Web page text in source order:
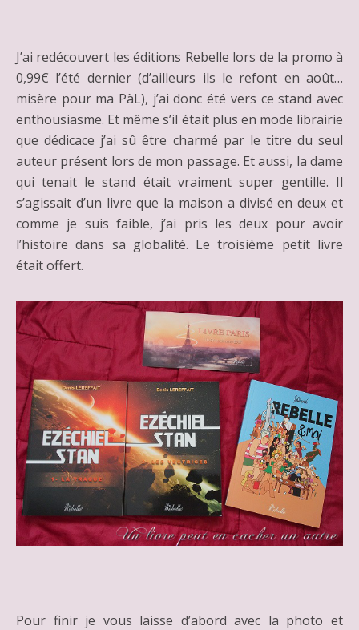
J’ai redécouvert les éditions Rebelle lors de la promo à
0,99€ l’été dernier (d’ailleurs ils le refont en août…
misère pour ma PàL), j’ai donc été vers ce stand avec
enthousiasme. Et même s’il était plus en mode librairie
que dédicace j’ai sû être charmé par le titre du seul
auteur présent lors de mon passage. Et aussi, la dame
qui tenait le stand était vraiment super gentille. Il
s’agissait d’un livre que la maison a divisé en deux et
comme je suis faible, j’ai pris les deux pour avoir
l’histoire dans sa globalité. Le troisième petit livre
était offert.
Pour finir je vous laisse d’abord avec la photo et